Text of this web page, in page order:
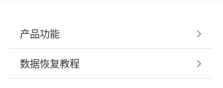
产品功能
数据恢复教程